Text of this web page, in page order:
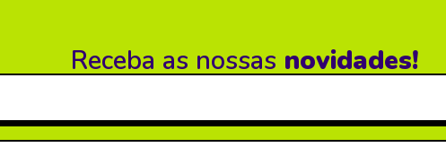
Receba as nossas novidades!